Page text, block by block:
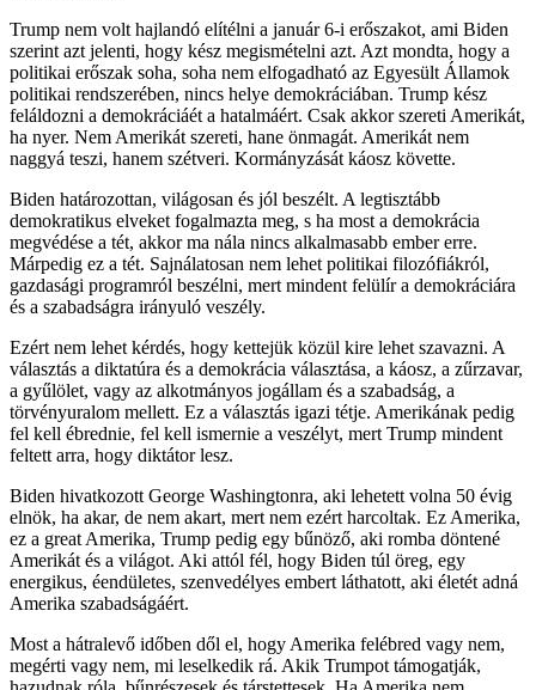
​Trump nem volt hajlandó elítélni a január 6-i erőszakot, ami Biden
szerint azt jelenti, hogy kész megismételni azt. Azt mondta, hogy a
politikai erőszak soha, soha nem elfogadható az Egyesült Államok
politikai rendszerében, nincs helye demokráciában. Trump kész
feláldozni a demokráciáét a hatalmáért. Csak akkor szereti Amerikát,
ha nyer. Nem Amerikát szereti, hane önmagát. Amerikát nem
naggyá teszi, hanem szétveri. Kormányzását káosz követte.
Biden határozottan, világosan és jól beszélt. A legtisztább
demokratikus elveket fogalmazta meg, s ha most a demokrácia
megvédése a tét, akkor ma nála nincs alkalmasabb ember erre.
Márpedig ez a tét. Sajnálatosan nem lehet politikai filozófiákról,
gazdasági programról beszélni, mert mindent felülír a demokráciára
és a szabadságra irányuló veszély.
Ezért nem lehet kérdés, hogy kettejük közül kire lehet szavazni. A
választás a diktatúra és a demokrácia választása, a káosz, a zűrzavar,
a gyűlölet, vagy az alkotmányos jogállam és a szabadság, a
törvényuralom mellett. Ez a választás igazi tétje. Amerikának pedig
fel kell ébrednie, fel kell ismernie a veszélyt, mert Trump mindent
feltett arra, hogy diktátor lesz.
Biden hivatkozott George Washingtonra, aki lehetett volna 50 évig
elnök, ha akar, de nem akart, mert nem ezért harcoltak. Ez Amerika,
ez a great Amerika, Trump pedig egy bűnöző, aki romba döntené
Amerikát és a világot. Aki attól fél, hogy Biden túl öreg, egy
energikus, éendületes, szenvedélyes embert láthatott, aki életét adná
Amerika szabadságáért.
Most a hátralevő időben dől el, hogy Amerika felébred vagy nem,
megérti vagy nem, mi leselkedik rá. Akik Trumpot támogatják,